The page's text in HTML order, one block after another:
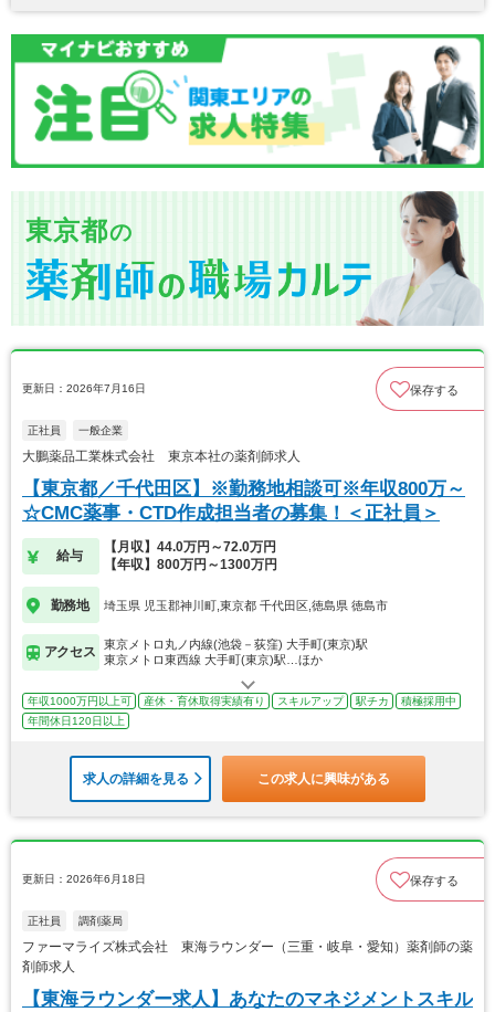
東京都の
更新日：2026年7月16日 保存する
正社員 一般企業
大鵬薬品工業株式会社 東京本社の薬剤師求人
【東京都／千代田区】※勤務地相談可※年収800万～
☆CMC薬事・CTD作成担当者の募集！＜正社員＞
給与
【月収】44.0万円～72.0万円
【年収】800万円～1300万円
勤務地 埼玉県 児玉郡神川町,東京都 千代田区,徳島県 徳島市
アクセス
東京メトロ丸ノ内線(池袋－荻窪) 大手町(東京)駅
東京メトロ東西線 大手町(東京)駅…ほか
年収1000万円以上可 産休・育休取得実績有り スキルアップ 駅チカ
積極採用中
年間休日120日以上
求人の詳細を見る この求人に興味がある
更新日：2026年6月18日 保存する
正社員 調剤薬局
ファーマライズ株式会社 東海ラウンダー（三重・岐阜・愛知）薬剤師の薬
剤師求人
【東海ラウンダー求人】あなたのマネジメントスキル